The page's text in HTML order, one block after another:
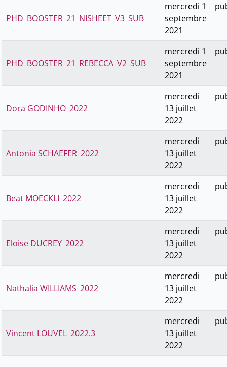
PHD_BOOSTER_21_NISHEET_V3_SUB
mercredi 1
septembre
2021
PHD_BOOSTER_21_REBECCA_V2_SUB
mercredi 1
septembre
2021
Dora GODINHO_2022
mercredi
13 juillet
2022
Antonia SCHAEFER_2022
mercredi
13 juillet
2022
Beat MOECKLI_2022
mercredi
13 juillet
2022
Eloise DUCREY_2022
mercredi
13 juillet
2022
Nathalia WILLIAMS_2022
mercredi
13 juillet
2022
Vincent LOUVEL_2022.3
mercredi
13 juillet
2022